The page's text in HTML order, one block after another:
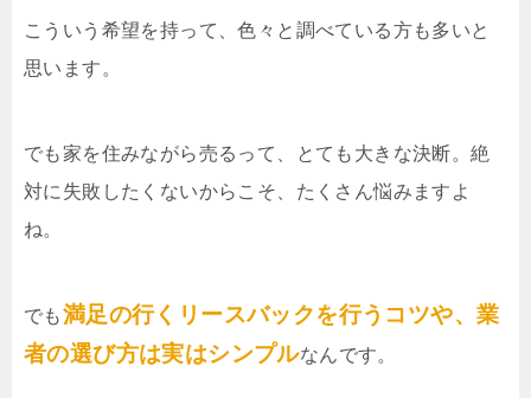
こういう希望を持って、色々と調べている方も多いと
思います。
でも家を住みながら売るって、とても大きな決断。絶
対に失敗したくないからこそ、たくさん悩みますよ
ね。
でも満足の行くリースバックを行うコツや、業
者の選び方は実はシンプルなんです。